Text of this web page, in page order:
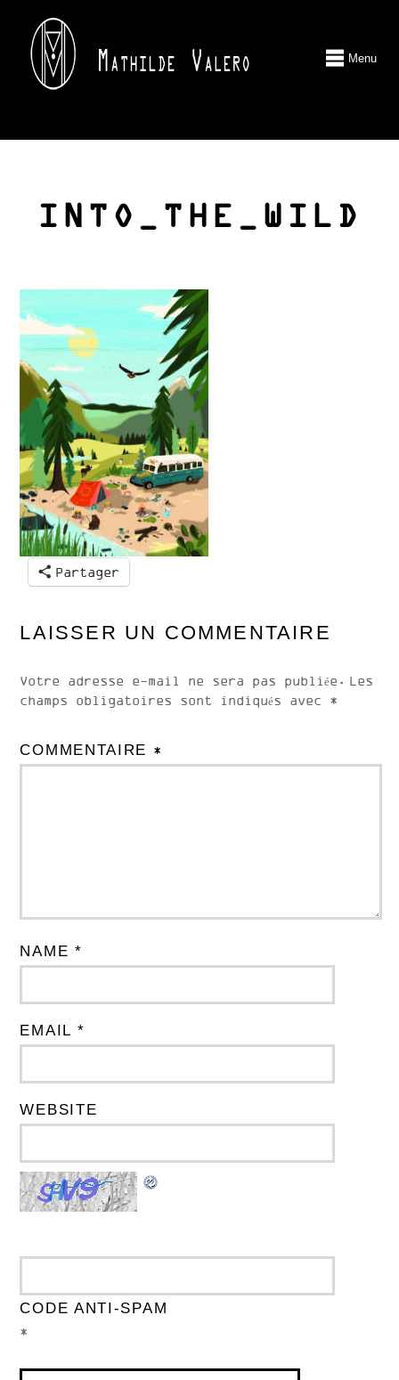
Menu
INTO_THE_WILD
Partager
LAISSER UN COMMENTAIRE
Votre adresse e-mail ne sera pas publiée. Les
champs obligatoires sont indiqués avec *
COMMENTAIRE *
NAME *
EMAIL *
WEBSITE
CODE ANTI-SPAM
*